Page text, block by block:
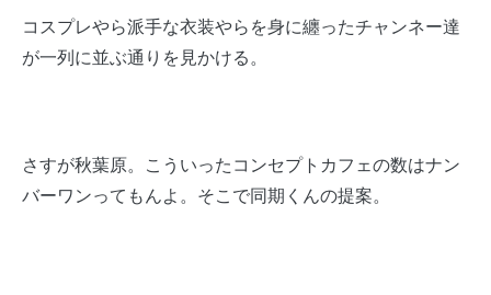
コスプレやら派手な衣装やらを身に纏ったチャンネー達
が一列に並ぶ通りを見かける。
さすが秋葉原。こういったコンセプトカフェの数はナン
バーワンってもんよ。そこで同期くんの提案。